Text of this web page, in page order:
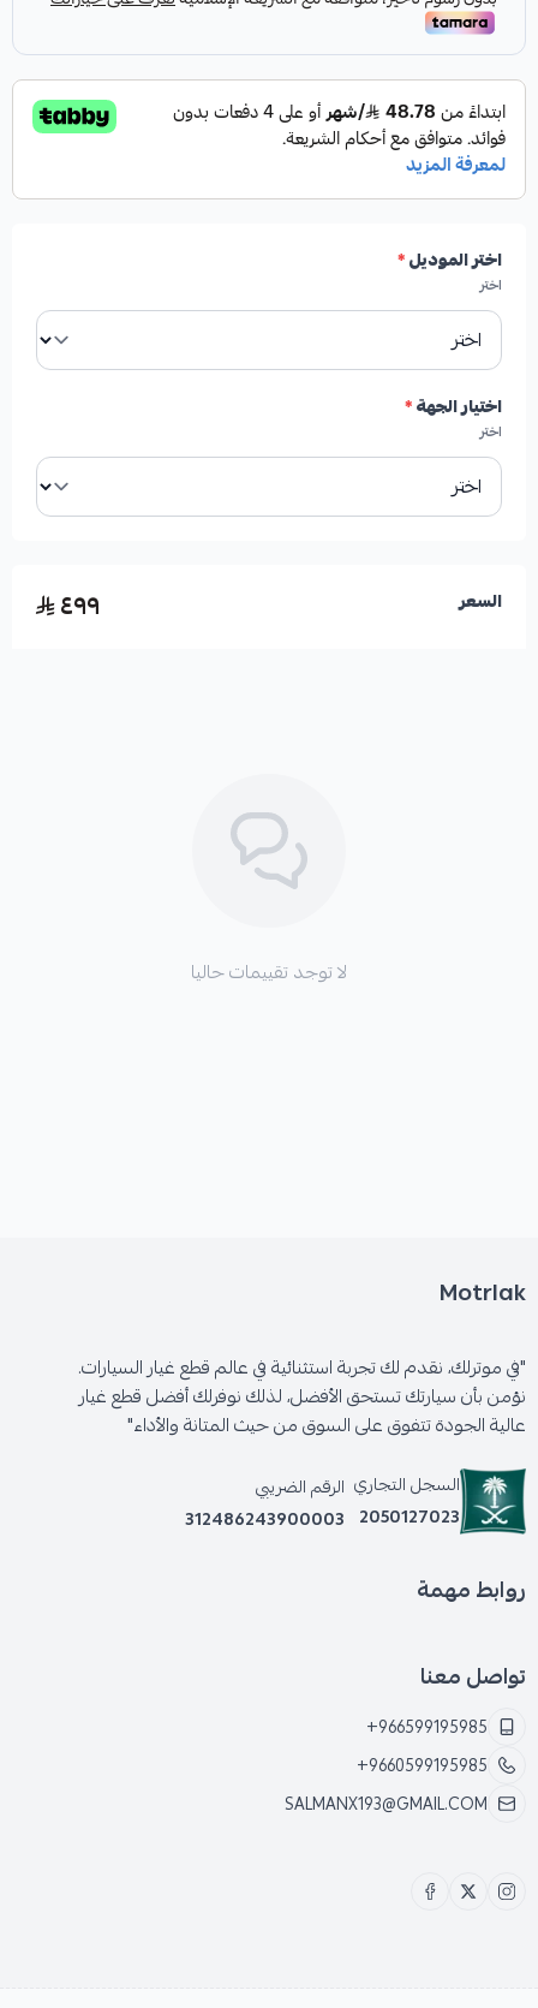
المواصفات والمميزات:
✓أحدث إصدار من HIGH ROAD AUTO PARTS.
✓
توفر ليونة وراحة إضافية بنسبة 20% - 30% مقارنة
بالبدائل الأخرى.
اختر الموديل*
اختر
اختيار الجهة*
اختر
السعر ٤٩٩
لا توجد تقييمات حاليا
Motrlak
"في موترلك، نقدم لك تجربة استثنائية في عالم قطع غيار السيارات.
نؤمن بأن سيارتك تستحق الأفضل، لذلك نوفرلك أفضل قطع غيار
عالية الجودة تتفوق على السوق من حيث المتانة والأداء"
السجل التجاري
2050127023
الرقم الضريبي
312486243900003
روابط مهمة
تواصل معنا
+966599195985
+9660599195985
SALMANX193@GMAIL.COM